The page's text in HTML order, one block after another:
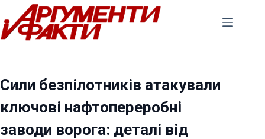
Перейти
до
вмісту
Сили безпілотників атакували
ключові нафтопереробні
заводи ворога: деталі від